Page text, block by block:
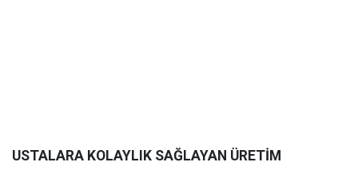
USTALARA KOLAYLIK SAĞLAYAN ÜRETİM